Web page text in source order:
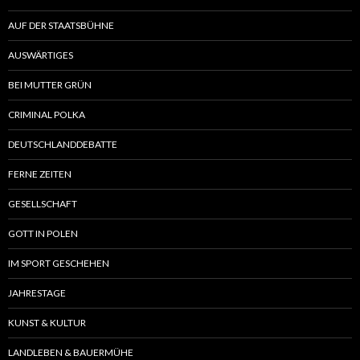
AUF DER STAATSBÜHNE
AUSWÄRTIGES
BEI MUTTER GRÜN
CRIMINAL POLKA
DEUTSCHLANDDEBATTE
FERNE ZEITEN
GESELLSCHAFT
GOTT IN POLEN
IM SPORT GESCHEHEN
JAHRESTAGE
KUNST & KULTUR
LANDLEBEN & BAUERMÜHE